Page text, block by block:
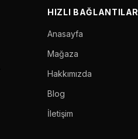
HIZLI BAĞLANTILAR
Anasayfa
Mağaza
Hakkımızda
Blog
İletişim